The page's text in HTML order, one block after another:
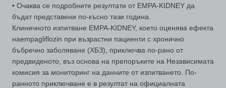
• Очаква се подробните резултати от EMPA-KIDNEY да
бъдат представени по-късно тази година.
Клиничното изпитване EMPA-KIDNEY, което оценява ефекта
наempagliflozin при възрастни пациенти с хронично
бъбречно заболяване (ХБЗ), приключва по-рано от
предвиденото, въз основа на препоръките на Независимата
комисия за мониторинг на данните от изпитването. По-
ранното приключване е в резултат на официалната